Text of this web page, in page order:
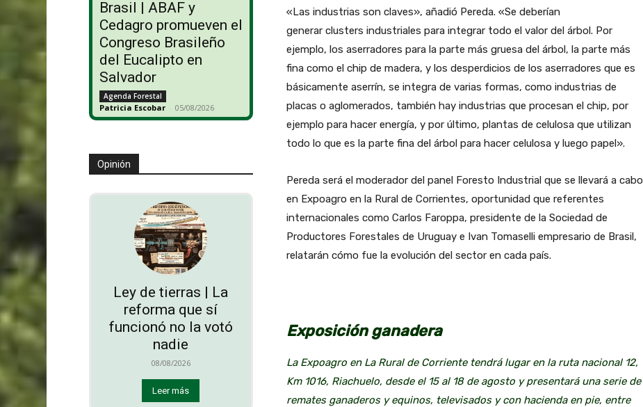
Brasil | ABAF y
Cedagro promueven el
Congreso Brasileño
del Eucalipto en
Salvador
Agenda Forestal
Patricia Escobar - 05/08/2026
Opinión
Ley de tierras | La
reforma que sí
funcionó no la votó
nadie
08/08/2026
Leer más
«Las industrias son claves», añadió Pereda. «Se deberían
generar clusters industriales para integrar todo el valor del árbol. Por
ejemplo, los aserradores para la parte más gruesa del árbol, la parte más
fina como el chip de madera, y los desperdicios de los aserradores que es
básicamente aserrín, se integra de varias formas, como industrias de
placas o aglomerados, también hay industrias que procesan el chip, por
ejemplo para hacer energía, y por último, plantas de celulosa que utilizan
todo lo que es la parte fina del árbol para hacer celulosa y luego papel».
Pereda será el moderador del panel Foresto Industrial que se llevará a cabo
en Expoagro en la Rural de Corrientes, oportunidad que referentes
internacionales como Carlos Faroppa, presidente de la Sociedad de
Productores Forestales de Uruguay e Ivan Tomaselli empresario de Brasil,
relatarán cómo fue la evolución del sector en cada país.
Exposición ganadera
La Expoagro en La Rural de Corriente tendrá lugar en la ruta nacional 12,
Km 1016, Riachuelo, desde el 15 al 18 de agosto y presentará una serie de
remates ganaderos y equinos, televisados y con hacienda en pie, entre